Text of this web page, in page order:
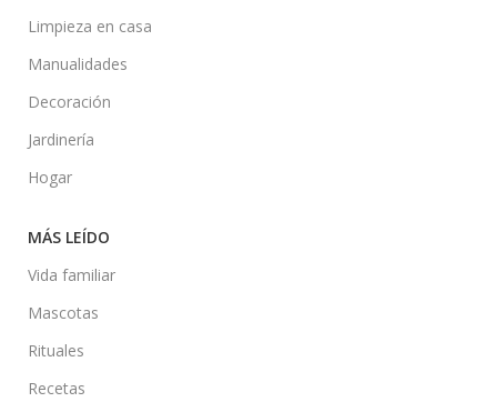
Limpieza en casa
Manualidades
Decoración
Jardinería
Hogar
MÁS LEÍDO
Vida familiar
Mascotas
Rituales
Recetas